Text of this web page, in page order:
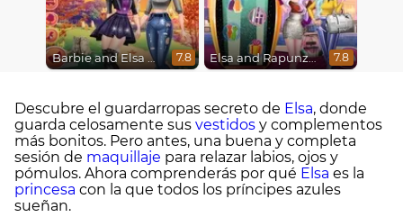
Barbie and Elsa Autumn Patterns 7.8 Elsa and Rapunzel Future Fashion 7.8
Descubre el guardarropas secreto de Elsa, donde
guarda celosamente sus vestidos y complementos
más bonitos. Pero antes, una buena y completa
sesión de maquillaje para relazar labios, ojos y
pómulos. Ahora comprenderás por qué Elsa es la
princesa con la que todos los príncipes azules
sueñan.